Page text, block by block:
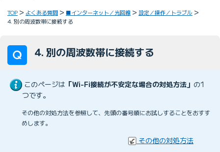
TOP よくある質問 ■インターネット／光回線
設定／操作／トラブル
4. 別の周波数帯に接続する
4. 別の周波数帯に接続する
このページは 「Wi-Fi接続が不安定な場合の対処方法」 の1
つです。
その他の対処方法を参照して、先頭の番号順にお試しすることをおすす
めします。
その他の対処方法